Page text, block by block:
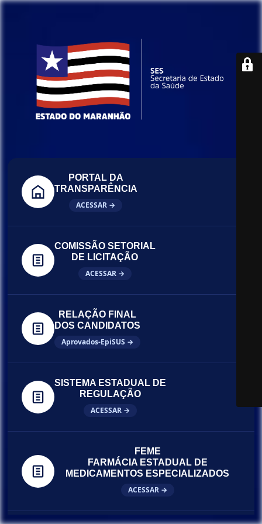
PORTAL DA
TRANSPARÊNCIA
ACESSAR →
COMISSÃO SETORIAL
DE LICITAÇÃO
ACESSAR →
RELAÇÃO FINAL
DOS CANDIDATOS
Aprovados-EpiSUS →
SISTEMA ESTADUAL DE
REGULAÇÃO
ACESSAR →
FEME
FARMÁCIA ESTADUAL DE
MEDICAMENTOS ESPECIALIZADOS
ACESSAR →